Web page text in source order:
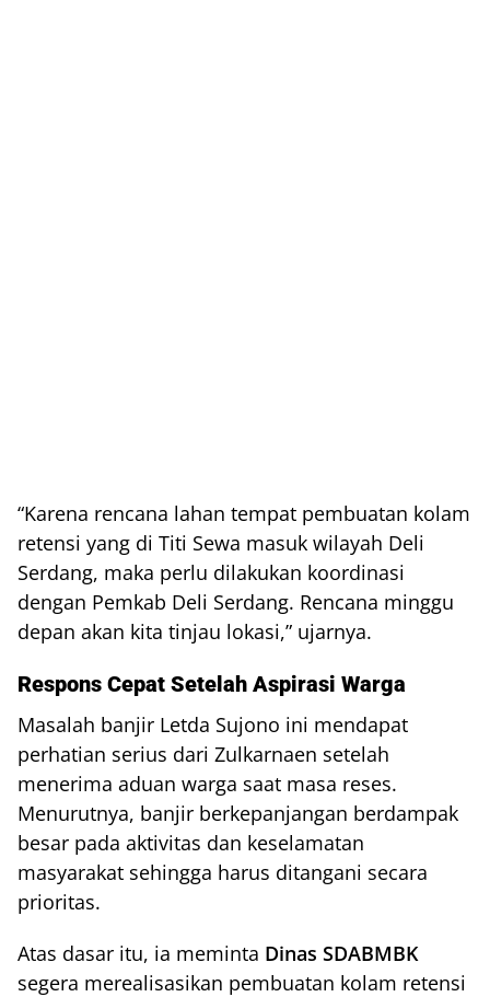
“Karena rencana lahan tempat pembuatan kolam
retensi yang di Titi Sewa masuk wilayah Deli
Serdang, maka perlu dilakukan koordinasi
dengan Pemkab Deli Serdang. Rencana minggu
depan akan kita tinjau lokasi,” ujarnya.
Respons Cepat Setelah Aspirasi Warga
Masalah banjir Letda Sujono ini mendapat
perhatian serius dari Zulkarnaen setelah
menerima aduan warga saat masa reses.
Menurutnya, banjir berkepanjangan berdampak
besar pada aktivitas dan keselamatan
masyarakat sehingga harus ditangani secara
prioritas.
Atas dasar itu, ia meminta Dinas SDABMBK
segera merealisasikan pembuatan kolam retensi